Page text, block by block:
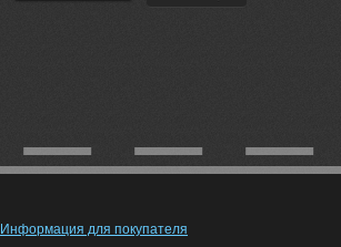
Информация для покупателя